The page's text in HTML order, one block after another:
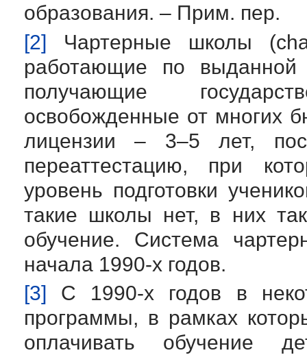
образования. – Прим. пер.
[2] Чартерные школы
работающие по выданной
получающие
освобожденные от многих
лицензии – 3–5 лет,
переаттестацию, при
уровень подготовки
такие школы нет, в них
обучение. Система
начала 1990-х годов.
[3] С 1990-х годов в
программы, в рамках
оплачивать обучение